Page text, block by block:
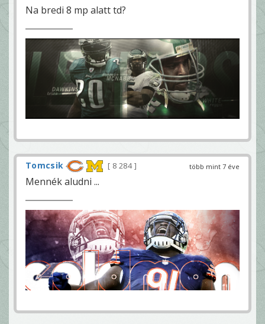
Na bredi 8 mp alatt td?
több mint 7 éve
Tomcsik 8 284
Mennék aludni ...